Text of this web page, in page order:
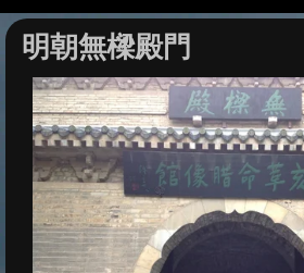
明朝無樑殿門